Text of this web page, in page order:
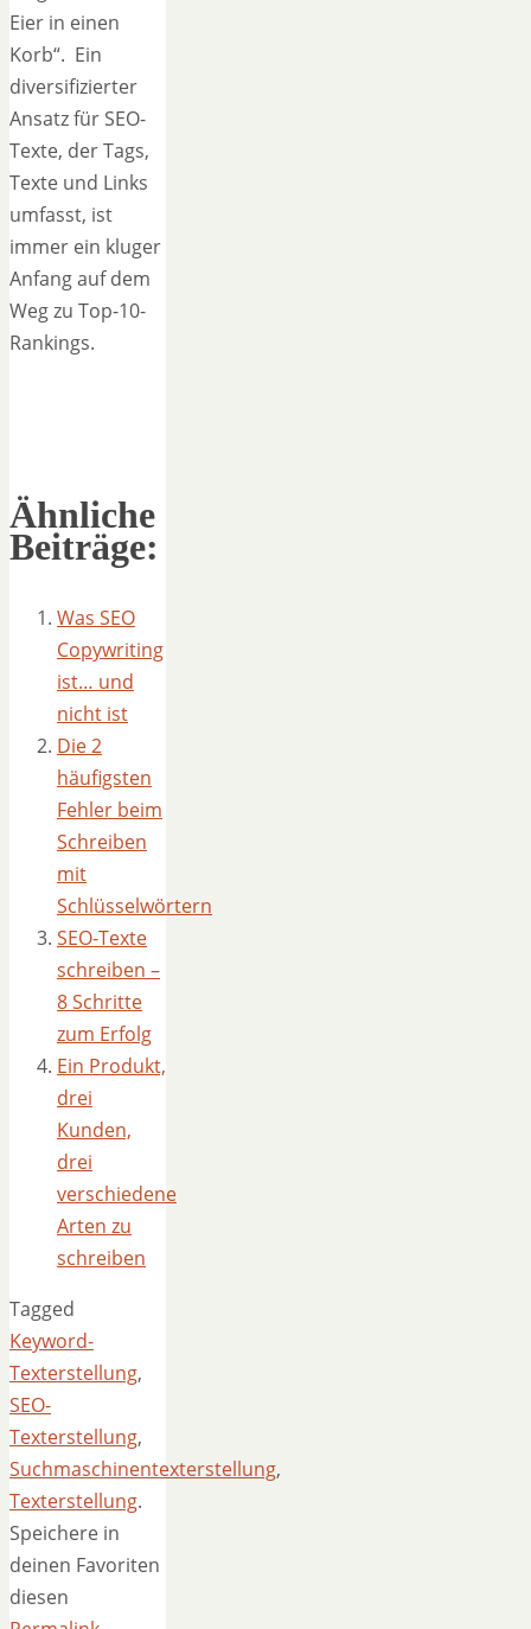
Eier in einen
Korb“. Ein
diversifizierter
Ansatz für SEO-
Texte, der Tags,
Texte und Links
umfasst, ist
immer ein kluger
Anfang auf dem
Weg zu Top-10-
Rankings.
Ähnliche
Beiträge:
Was SEO
Copywriting
ist… und
nicht ist
Die 2
häufigsten
Fehler beim
Schreiben
mit
Schlüsselwörtern
SEO-Texte
schreiben –
8 Schritte
zum Erfolg
Ein Produkt,
drei
Kunden,
drei
verschiedene
Arten zu
schreiben
Tagged
Keyword-
Texterstellung,
SEO-
Texterstellung,
Suchmaschinentexterstellung,
Texterstellung.
Speichere in
deinen Favoriten
diesen